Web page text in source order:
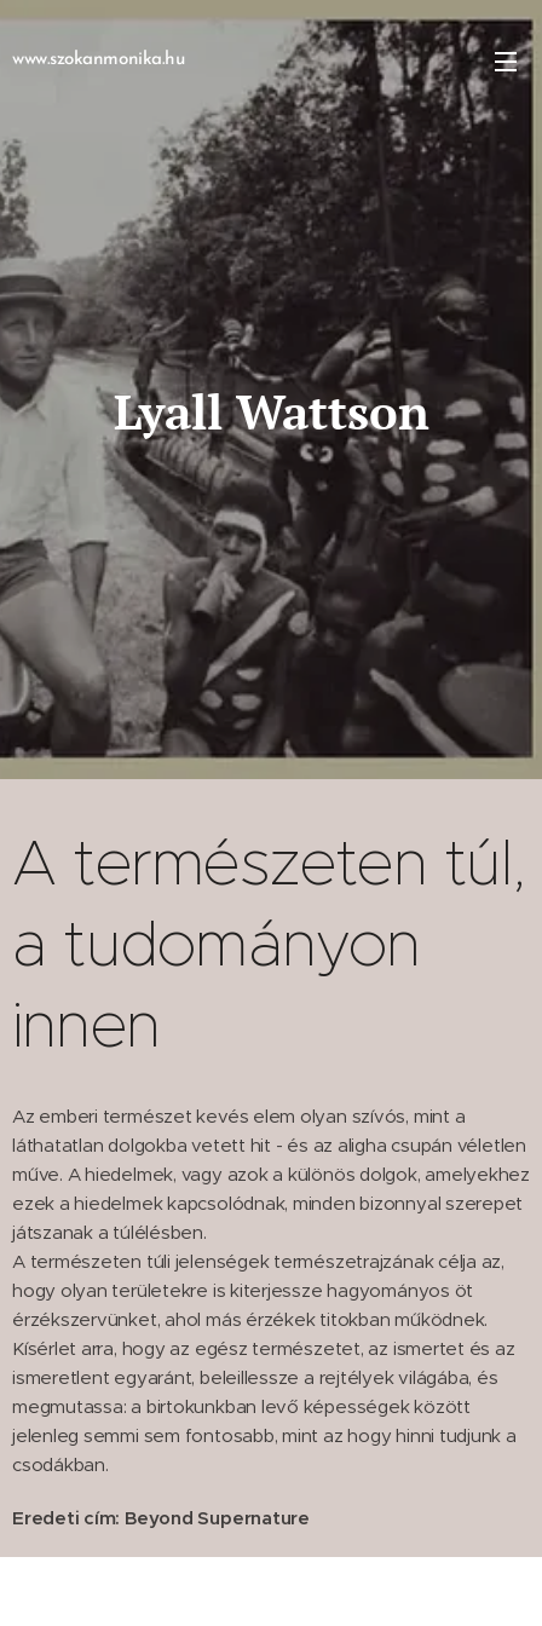
www.szokanmonika.hu
Lyall Wattson
A ​természeten túl,
a tudományon
innen
Az emberi természet kevés elem olyan szívós, mint a
láthatatlan dolgokba vetett hit - és az aligha csupán véletlen
műve. A hiedelmek, vagy azok a különös dolgok, amelyekhez
ezek a hiedelmek kapcsolódnak, minden bizonnyal szerepet
játszanak a túlélésben.
A természeten túli jelenségek természetrajzának célja az,
hogy olyan területekre is kiterjessze hagyományos öt
érzékszervünket, ahol más érzékek titokban működnek.
Kísérlet arra, hogy az egész természetet, az ismertet és az
ismeretlent egyaránt, beleillessze a rejtélyek világába, és
megmutassa: a birtokunkban levő képességek között
jelenleg semmi sem fontosabb, mint az hogy hinni tudjunk a
csodákban.
Eredeti cím: Beyond Supernature